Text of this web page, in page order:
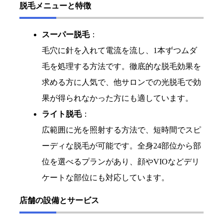
脱毛メニューと特徴
スーパー脱毛：
毛穴に針を入れて電流を流し、1本ずつムダ
毛を処理する方法です。徹底的な脱毛効果を
求める方に人気で、他サロンでの光脱毛で効
果が得られなかった方にも適しています。
ライト脱毛：
広範囲に光を照射する方法で、短時間でスピ
ーディな脱毛が可能です。全身24部位から部
位を選べるプランがあり、顔やVIOなどデリ
ケートな部位にも対応しています。
店舗の設備とサービス